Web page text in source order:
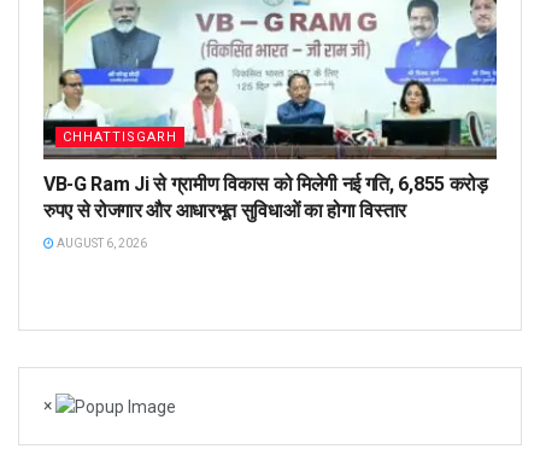
CHHATTISGARH
VB-G Ram Ji से ग्रामीण विकास को मिलेगी नई गति, 6,855 करोड़
रुपए से रोजगार और आधारभूत सुविधाओं का होगा विस्तार
AUGUST 6, 2026
×